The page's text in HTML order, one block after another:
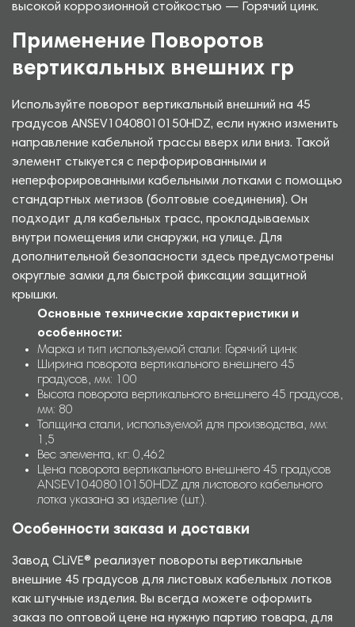
высокой коррозионной стойкостью — Горячий цинк.
Применение Поворотов
вертикальных внешних гр
Используйте поворот вертикальный внешний на 45
градусов ANSEV10408010150HDZ, если нужно изменить
направление кабельной трассы вверх или вниз. Такой
элемент стыкуется с перфорированными и
неперфорированными кабельными лотками с помощью
стандартных метизов (болтовые соединения). Он
подходит для кабельных трасс, прокладываемых
внутри помещения или снаружи, на улице. Для
дополнительной безопасности здесь предусмотрены
округлые замки для быстрой фиксации защитной
крышки.
Основные технические характеристики и
особенности:
Марка и тип используемой стали: Горячий цинк
Ширина поворота вертикального внешнего 45
градусов, мм: 100
Высота поворота вертикального внешнего 45 градусов,
мм: 80
Толщина стали, используемой для производства, мм:
1,5
Вес элемента, кг: 0,462
Цена поворота вертикального внешнего 45 градусов
ANSEV10408010150HDZ для листового кабельного
лотка указана за изделие (шт.).
Особенности заказа и доставки
Завод CLiVE® реализует повороты вертикальные
внешние 45 градусов для листовых кабельных лотков
как штучные изделия. Вы всегда можете оформить
заказ по оптовой цене на нужную партию товара, для